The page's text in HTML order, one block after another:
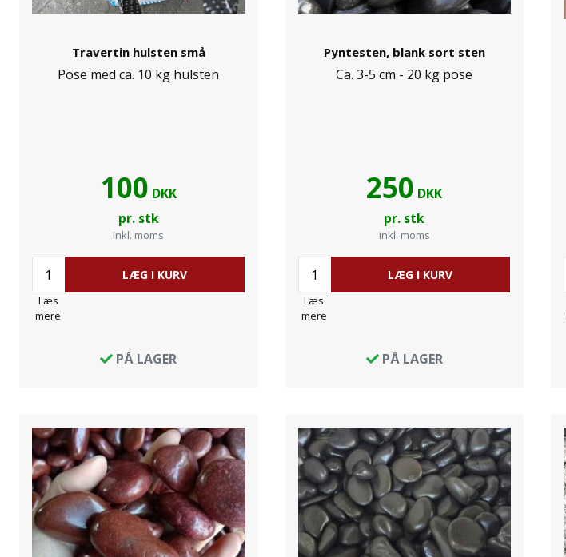
Travertin hulsten små
Pose med ca. 10 kg hulsten
100 DKK
pr. stk
inkl. moms
Læs
mere
LÆG I KURV
PÅ LAGER
Pyntesten, blank sort sten
Ca. 3-5 cm - 20 kg pose
250 DKK
pr. stk
inkl. moms
Læs
mere
LÆG I KURV
PÅ LAGER